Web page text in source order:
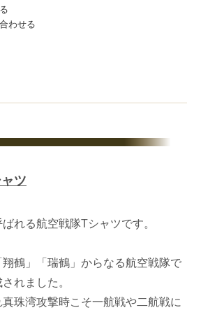
わせる
ツ
れる航空戦隊Tシャツです。
鶴」「瑞鶴」からなる航空戦隊で
れました。
珠湾攻撃時こそ一航戦や二航戦に